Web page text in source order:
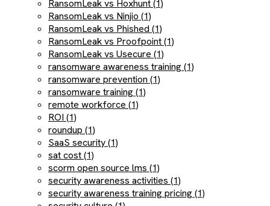
RansomLeak vs Hoxhunt (1)
RansomLeak vs Ninjio (1)
RansomLeak vs Phished (1)
RansomLeak vs Proofpoint (1)
RansomLeak vs Usecure (1)
ransomware awareness training (1)
ransomware prevention (1)
ransomware training (1)
remote workforce (1)
ROI (1)
roundup (1)
SaaS security (1)
sat cost (1)
scorm open source lms (1)
security awareness activities (1)
security awareness training pricing (1)